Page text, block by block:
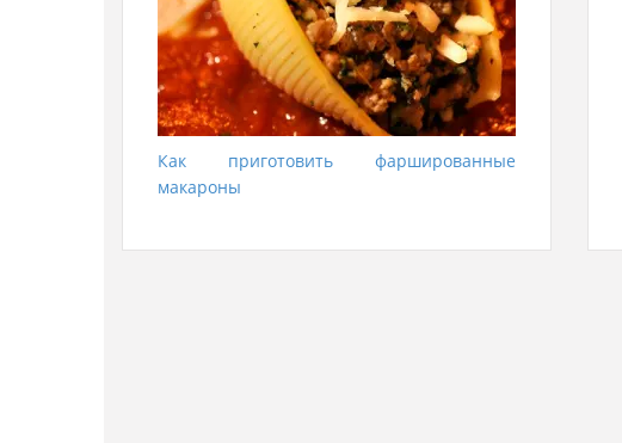
Как приготовить фаршированные
макароны